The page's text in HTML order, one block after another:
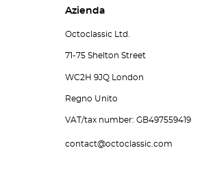
Azienda
Octoclassic Ltd.
71-75 Shelton Street
WC2H 9JQ London
Regno Unito
VAT/tax number: GB497559419
contact@octoclassic.com